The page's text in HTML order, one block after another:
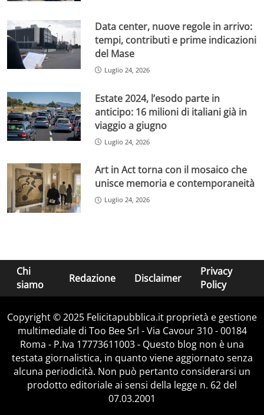
Data center, nuove regole in arrivo:
tempi, contributi e prime indicazioni
del Mase
Luglio 24, 2026
Estate 2024, l’esodo parte in
anticipo: 16 milioni di italiani già in
viaggio a giugno
Luglio 24, 2026
Art in Act torna con il mosaico che
unisce memoria e contemporaneità
Luglio 24, 2026
Chi
siamo
Redazione Disclaimer
Privacy
Policy
Copyright © 2025 Felicitapubblica.it proprietà e gestione
multimediale di Too Bee Srl - Via Cavour 310 - 00184
Roma - P.Iva 17773611003 - Questo blog non è una
testata giornalistica, in quanto viene aggiornato senza
alcuna periodicità. Non può pertanto considerarsi un
prodotto editoriale ai sensi della legge n. 62 del
07.03.2001